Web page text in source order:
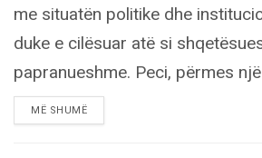
me situatën politike dhe
duke e cilësuar atë si
papranueshme. Peci, përmes
MË SHUMËDETAILS